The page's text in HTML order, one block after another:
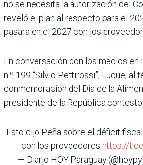
no se necesita la autorización del
reveló el plan al respecto para el
pasará en el 2027 con los
En conversación con los medios en
n.º 199 “Silvio Pettirossi”, Luque, al
conmemoración del Día de la
presidente de la República contestó
Esto dijo Peña sobre el déficit
con los proveedores https://
— Diario HOY Paraguay